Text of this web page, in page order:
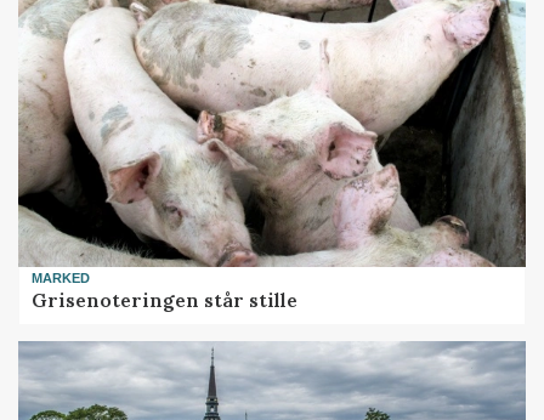
MARKED
Grisenoteringen står stille